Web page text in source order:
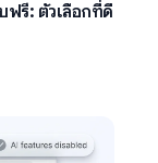
ฟรี: ตัวเลือกที่ดี